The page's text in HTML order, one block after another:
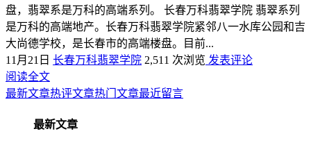
盘，翡翠系是万科的高端系列。 长春万科翡翠学院 翡翠系列
是万科的高端地产。长春万科翡翠学院紧邻八一水库公园和吉
大尚德学校，是长春市的高端楼盘。目前...
11月21日 长春万科翡翠学院 2,511 次浏览 发表评论
阅读全文
最新文章热评文章热门文章最近留言
最新文章